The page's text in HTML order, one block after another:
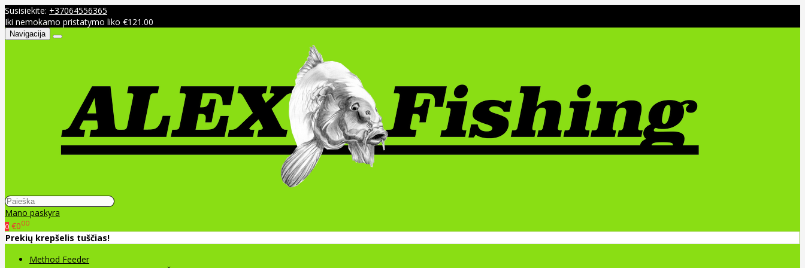
Susisiekite: +37064556365
Iki nemokamo pristatymo liko €121.00
Navigacija
Mano paskyra
0 €000
Prekių krepšelis tuščias!
Method Feeder